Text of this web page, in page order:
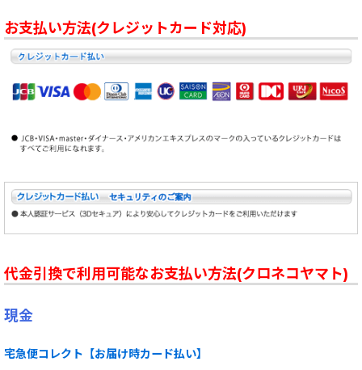
☆ BAND: K
☆ BAND: N
☆ BAND: O
☆ BAND: P
☆ BAND: R
☆ BAND: SA - SL
☆ BAND: SM - ST
CAP | HAT・キャップ｜ハット
BADGE | PIN・バッジ｜ピン
KEY CHAIN・キーホルダー
POSTER・ポスター
BOOK・ブック
GOODS・グッズ
Used・ユーズド
お支払い方法(クレジットカード対応)
代金引換で利用可能なお支払い方法(クロネコヤマト)
現金
宅急便コレクト【お届け時カード払い】